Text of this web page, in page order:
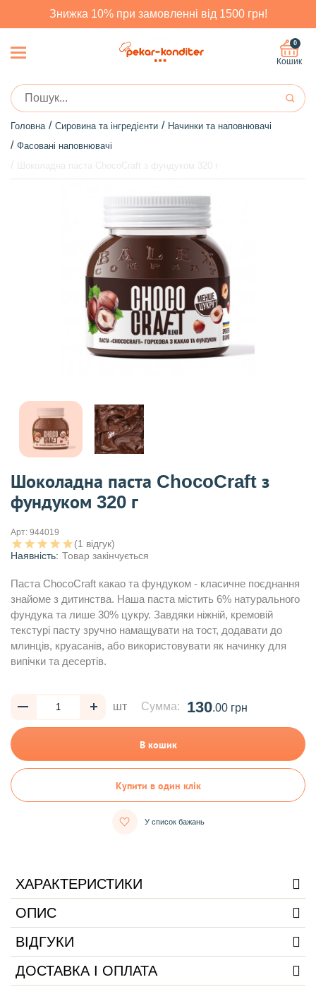
Знижка 10% при замовленні від 1500 грн!
0
Кошик
Головна Сировина та інгредієнти
Начинки та наповнювачі
Фасовані наповнювачі
Шоколадна паста ChocoCraft з
фундуком 320 г
Арт: 944019
(1 відгук)
Наявність: Товар закінчується
Паста ChocoCraft какао та фундуком - класичне поєднання
знайоме з дитинства. Наша паста містить 6% натурального
фундука та лише 30% цукру. Завдяки ніжній, кремовій
текстурі пасту зручно намащувати на тост, додавати до
млинців, круасанів, або використовувати як начинку для
випічки та десертів.
шт Сумма: 130.00 грн
В кошик
Купити в один клік
У список бажань
ХАРАКТЕРИСТИКИ
ОПИС
ВІДГУКИ
ДОСТАВКА І ОПЛАТА